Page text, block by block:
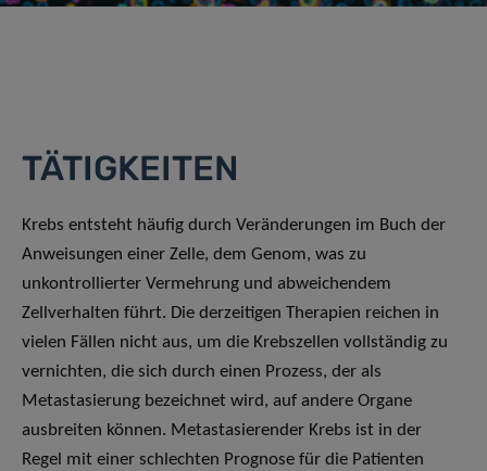
TÄTIGKEITEN
Krebs entsteht häufig durch Veränderungen im Buch der
Anweisungen einer Zelle, dem Genom, was zu
unkontrollierter Vermehrung und abweichendem
Zellverhalten führt. Die derzeitigen Therapien reichen in
vielen Fällen nicht aus, um die Krebszellen vollständig zu
vernichten, die sich durch einen Prozess, der als
Metastasierung bezeichnet wird, auf andere Organe
ausbreiten können. Metastasierender Krebs ist in der
Regel mit einer schlechten Prognose für die Patienten